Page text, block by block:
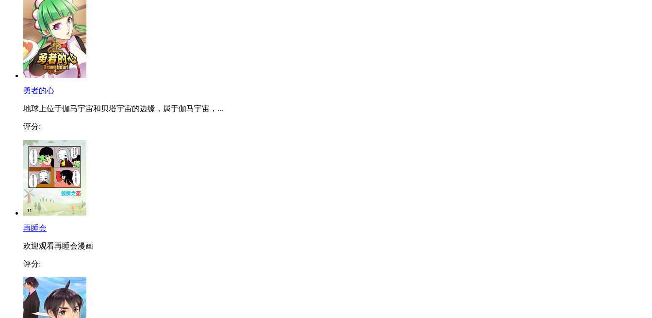
勇者的心
地球上位于伽马宇宙和贝塔宇宙的边缘，属于伽马宇宙，...
评分:
再睡会
欢迎观看再睡会漫画
评分: